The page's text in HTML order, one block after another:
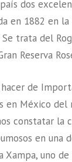
dos
en 1882 en
trata del
Reserva
de
en México
constatar la
en una
Xampa, uno